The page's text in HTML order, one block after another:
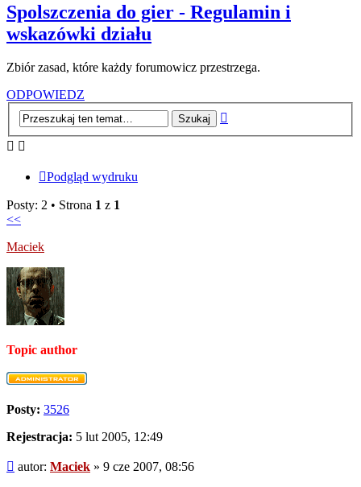
Spolszczenia do gier - Regulamin i
wskazówki działu
Zbiór zasad, które każdy forumowicz przestrzega.
ODPOWIEDZ
Podgląd wydruku
Posty: 2 • Strona 1 z 1
<<
Maciek
Topic author
Posty: 3526
Rejestracja: 5 lut 2005, 12:49
Post
autor: Maciek » 9 cze 2007, 08:56